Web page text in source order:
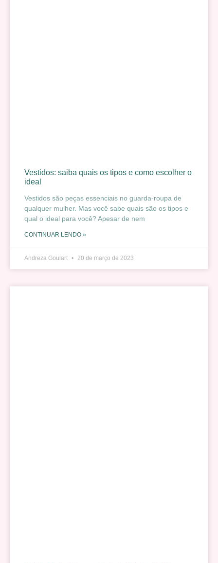
Vestidos: saiba quais os tipos e como escolher o
ideal
Vestidos são peças essenciais no guarda-roupa de
qualquer mulher. Mas você sabe quais são os tipos e
qual o ideal para você? Apesar de nem
CONTINUAR LENDO »
Andreza Goulart 20 de março de 2023